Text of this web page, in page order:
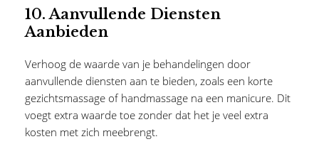
10.Aanvullende Diensten
Aanbieden
Verhoog de waarde van je behandelingen door
aanvullende diensten aan te bieden, zoals een korte
gezichtsmassage of handmassage na een manicure. Dit
voegt extra waarde toe zonder dat het je veel extra
kosten met zich meebrengt.